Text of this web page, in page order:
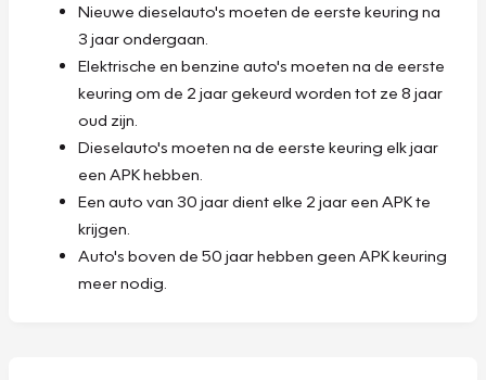
Nieuwe dieselauto's moeten de eerste keuring na
3 jaar ondergaan.
Elektrische en benzine auto's moeten na de eerste
keuring om de 2 jaar gekeurd worden tot ze 8 jaar
oud zijn.
Dieselauto's moeten na de eerste keuring elk jaar
een APK hebben.
Een auto van 30 jaar dient elke 2 jaar een APK te
krijgen.
Auto's boven de 50 jaar hebben geen APK keuring
meer nodig.